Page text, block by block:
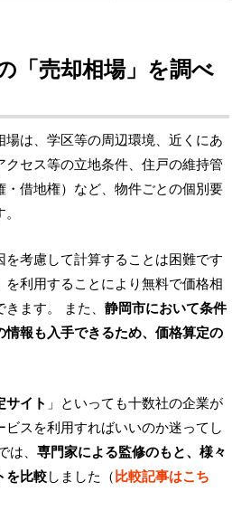
「売却相場」を調べ
は、学区等の周辺環境、近くにあ
セス等の立地条件、住戸の維持管
借地権）など、物件ごとの個別要
考慮して計算することは困難です
を利用することにより無料で価格相
ます。 また、 静岡市において条件
報も入手できるため、価格算定の
サイト 」といっても十数社の企業が
スを利用すればいいのか迷ってし
、 専門家による監修のもと、様々
を比較しました（比較記事はこち